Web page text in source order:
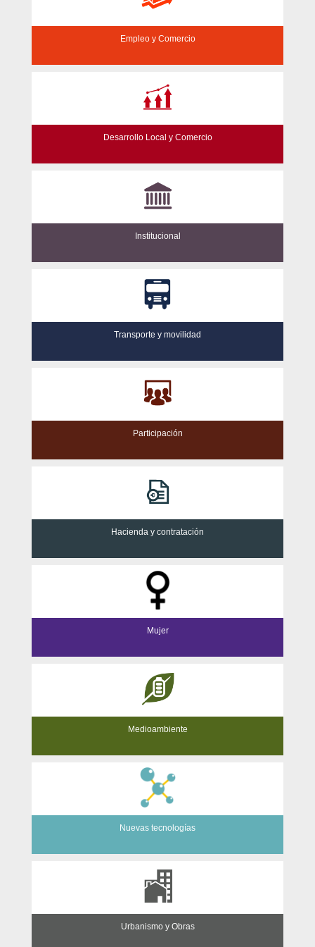
Empleo y Comercio
Desarrollo Local y Comercio
Institucional
Transporte y movilidad
Participación
Hacienda y contratación
Mujer
Medioambiente
Nuevas tecnologías
Urbanismo y Obras